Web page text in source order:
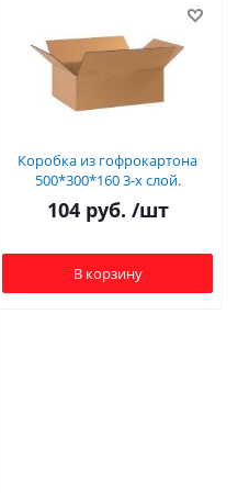
Коробка из гофрокартона
500*300*160 3-х слой.
104руб. /шт
В корзину